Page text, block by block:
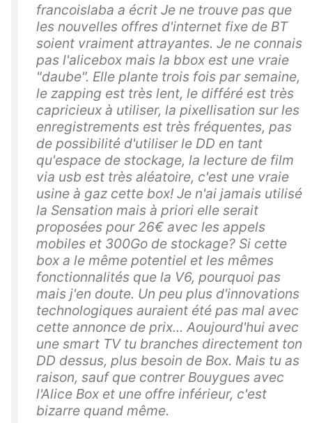
francoislaba a écrit Je ne trouve pas que
les nouvelles offres d'internet fixe de BT
soient vraiment attrayantes. Je ne connais
pas l'alicebox mais la bbox est une vraie
"daube". Elle plante trois fois par semaine,
le zapping est très lent, le différé est très
capricieux à utiliser, la pixellisation sur les
enregistrements est très fréquentes, pas
de possibilité d'utiliser le DD en tant
qu'espace de stockage, la lecture de film
via usb est très aléatoire, c'est une vraie
usine à gaz cette box! Je n'ai jamais utilisé
la Sensation mais à priori elle serait
proposées pour 26€ avec les appels
mobiles et 300Go de stockage? Si cette
box a le même potentiel et les mêmes
fonctionnalités que la V6, pourquoi pas
mais j'en doute. Un peu plus d'innovations
technologiques auraient été pas mal avec
cette annonce de prix... Aoujourd'hui avec
une smart TV tu branches directement ton
DD dessus, plus besoin de Box. Mais tu as
raison, sauf que contrer Bouygues avec
l'Alice Box et une offre inférieur, c'est
bizarre quand même.